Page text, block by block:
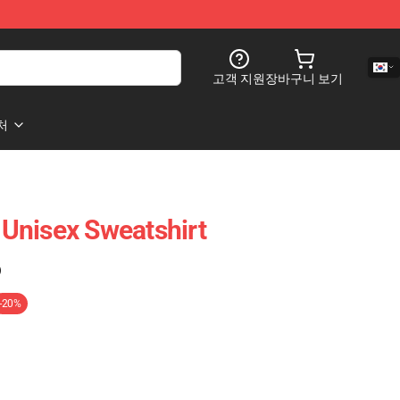
고객 지원장바구니 보기
Sweatshirt
-20%